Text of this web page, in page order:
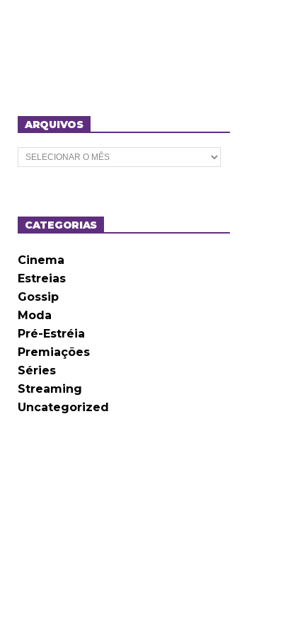
ARQUIVOS
A
r
o
sCATEGORIAS
Cinema
Estreias
Gossip
Moda
Pré-Estréia
Premiações
Séries
Streaming
Uncategorized